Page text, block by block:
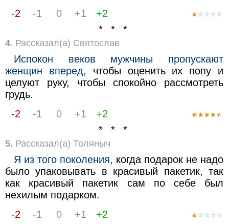
-2
-1 0 +1
+2
* * *
4. Рассказал(а) Святослав
Испокон веков мужчины пропускают
женщин вперед, чтобы оценить их попу и
целуют руку, чтобы спокойно рассмотреть
грудь.
-2
-1 0 +1
+2
* * *
5. Рассказал(а) Толяныч
Я из того поколения, когда подарок не надо
было упаковывать в красивый пакетик, так
как красивый пакетик сам по себе был
нехилым подарком.
-2
-1 0 +1
+2